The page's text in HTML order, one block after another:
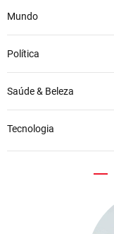
Mundo
Política
Saúde & Beleza
Tecnologia